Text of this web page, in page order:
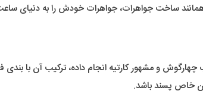
همانند ساخت جواهرات، جواهرات خودش را به دنیای
و مشهور کارتیه انجام داده، ترکیب آن با
خاص پسند باشد.